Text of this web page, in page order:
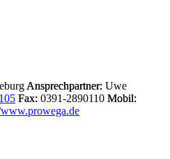
Ansprechpartner: Uwe
Fax: 0391-2890110 Mobil: